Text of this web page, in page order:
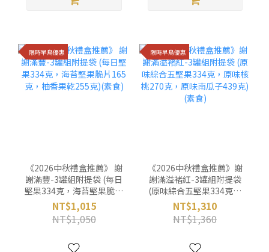
限時早鳥優惠
《2026中秋禮盒推薦》 謝
謝滿豐-3罐組附提袋 (每日
堅果334克，海苔堅果脆片
165克，柚香果乾255克)
(素食)
NT$1,015
NT$1,050
限時早鳥優惠
《2026中秋禮盒推薦》謝
謝滿溢褚紅-3罐組附提袋
(原味綜合五堅果334克，
原味核桃270克，原味南瓜
子439克)(素食)
NT$1,310
NT$1,360